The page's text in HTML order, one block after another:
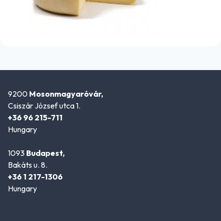
9200 Mosonmagyaróvár,
Csiszár József utca 1.
+36 96 215-711
Hungary
1093 Budapest,
Bakáts u. 8.
+36 1 217-1306
Hungary